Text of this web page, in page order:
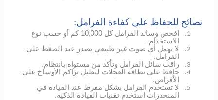
نصائح للحفاظ على كفاءة الفرامل:
1.
افحص وسائد الفرامل كل 10,000 كم أو حسب نوع
الاستخدام.
2.
لا تهمل أي صوت غير طبيعي يصدر عند الضغط على
الفرامل.
3. راقب سائل الفرامل وتأكد من مستواه بانتظام.
4.
حافظ على نظافة العجلات لتقليل تراكم الأوساخ على
الأقراص.
5.
لا تستخدم الفرامل بشكل مفرط عند القيادة في
المنحدرات استخدم تقنيات القيادة الذكية.